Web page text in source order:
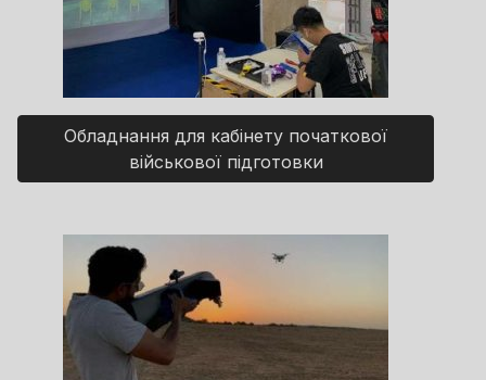
Обладнання для кабінету початкової
військової підготовки